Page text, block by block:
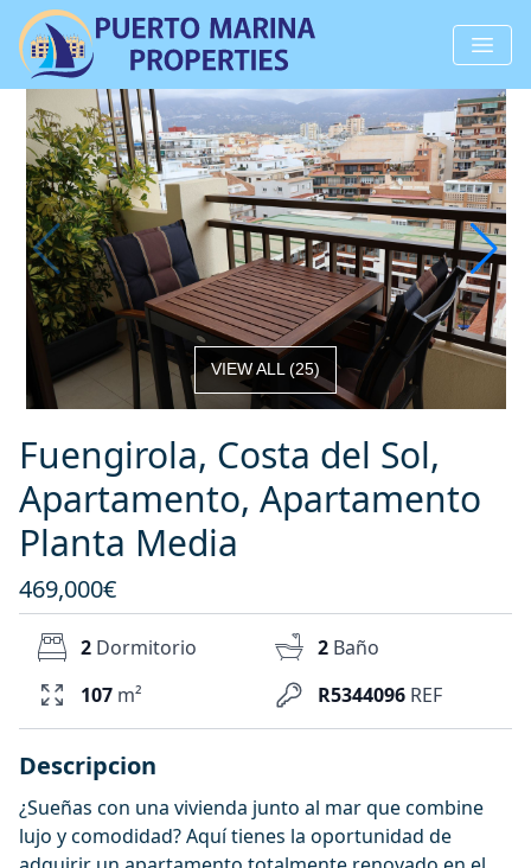
VIEW ALL(25)
Fuengirola, Costa del Sol,
Apartamento, Apartamento
Planta Media
469,000€
R5344096 REF
2 Dormitorio 2 Baño
107 m²
Descripcion
¿Sueñas con una vivienda junto al mar que combine
lujo y comodidad? Aquí tienes la oportunidad de